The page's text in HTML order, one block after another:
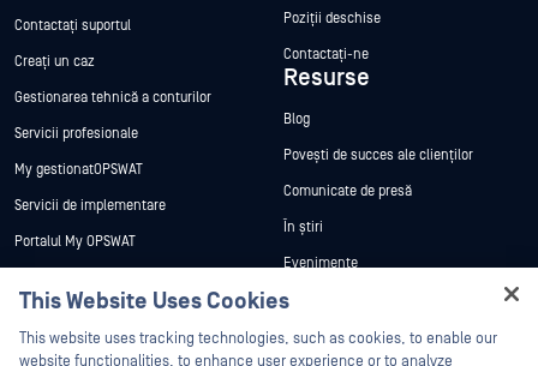
Contactați suportul
Creați un caz
Gestionarea tehnică a conturilor
Servicii profesionale
My gestionatOPSWAT
Servicii de implementare
Portalul My OPSWAT
Poziții deschise
Contactați-ne
Resurse
Blog
Povești de succes ale clienților
Comunicate de presă
În știri
Evenimente
Webinare
Fișe de date
This Website Uses Cookies
This website uses tracking technologies, such as cookies, to enable our
website functionalities, to enhance user experience or to analyze
Hey there!
I'm Ozzy, your OPSWAT virtual assistant.